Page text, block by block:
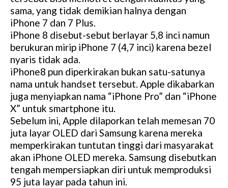
sama, yang tidak demikian halnya dengan
iPhone 7 dan 7 Plus.
iPhone 8 disebut-sebut berlayar 5,8 inci namun
berukuran mirip iPhone 7 (4,7 inci) karena bezel
nyaris tidak ada.
iPhone8 pun diperkirakan bukan satu-satunya
nama untuk handset tersebut. Apple dikabarkan
juga menyiapkan nama “iPhone Pro” dan “iPhone
X” untuk smartphone itu.
Sebelum ini, Apple dilaporkan telah memesan 70
juta layar OLED dari Samsung karena mereka
memperkirakan tuntutan tinggi dari masyarakat
akan iPhone OLED mereka. Samsung disebutkan
tengah mempersiapkan diri untuk memproduksi
95 juta layar pada tahun ini.